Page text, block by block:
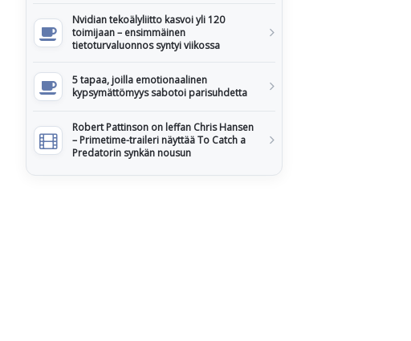
Nvidian tekoälyliitto kasvoi yli 120
toimijaan – ensimmäinen
tietoturvaluonnos syntyi viikossa
5 tapaa, joilla emotionaalinen
kypsymättömyys sabotoi parisuhdetta
Robert Pattinson on leffan Chris Hansen
– Primetime-traileri näyttää To Catch a
Predatorin synkän nousun